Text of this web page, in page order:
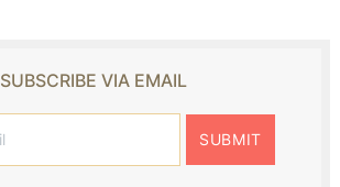
SUBSCRIBE VIA EMAIL